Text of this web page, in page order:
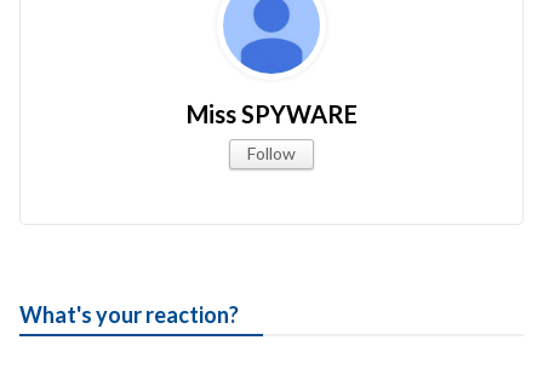
Miss SPYWARE
Follow
What's your reaction?